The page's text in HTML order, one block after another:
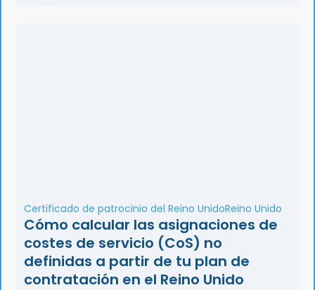
Certificado de patrocinio del Reino UnidoReino Unido
Cómo calcular las asignaciones de
costes de servicio (CoS) no
definidas a partir de tu plan de
contratación en el Reino Unido